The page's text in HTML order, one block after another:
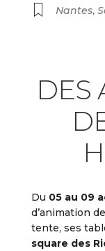
Nantes,
DES
Du 05 au 09
d’animation
tente, ses
square des